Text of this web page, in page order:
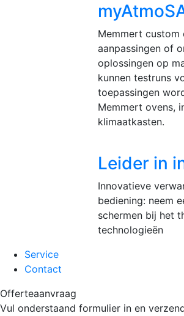
Memmert
aanpassingen of
oplossingen op
kunnen testruns
toepassingen
Memmert ovens,
klimaatkasten.
Leider in
Innovatieve
bediening: neem
schermen bij het
technologieën
Service
Contact
Offerteaanvraag
Vul onderstaand formulier in en